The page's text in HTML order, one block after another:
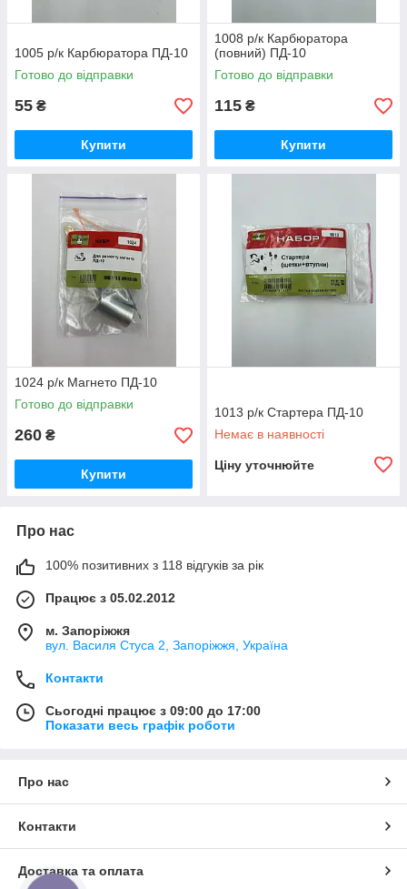
1005 р/к Карбюратора ПД-10
Готово до відправки
55 ₴
Купити
1008 р/к Карбюратора
(повний) ПД-10
Готово до відправки
115 ₴
Купити
1024 р/к Магнето ПД-10
Готово до відправки
260 ₴
Купити
1013 р/к Стартера ПД-10
Немає в наявності
Ціну уточнюйте
Про нас
100% позитивних з 118 відгуків за рік
Працює з 05.02.2012
м. Запоріжжя
вул. Василя Стуса 2, Запоріжжя, Україна
Контакти
Сьогодні працює з 09:00 до 17:00
Показати весь графік роботи
Про нас
Контакти
Доставка та оплата